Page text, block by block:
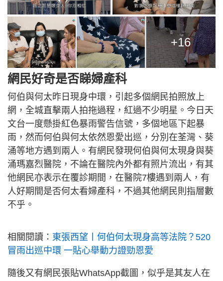
+16
網民好奇是否睇婦產科
何伯與何太昨日現身中環，引起多個網民拍照放上
網，全城直擊兩人拍拖過程，紅過不少明星。今日天
文台一度懸掛紅色暴雨警告信號，多個地區下起暴
雨，然而何伯與何太依然恩愛出巡，分別在荃灣、葵
涌等地方遇到兩人。有網民發現何伯與何太現身與葵
涌瑪嘉烈醫院，不論在醫院內外都有照片流出，有其
他網民亦表示在覆診期間，在醫院7樓遇到兩人，有
人好期間是否何太看婦產科，不過其他網民則指層數
不乎。
相關閱讀： 東張西望丨何伯何太現身高等法院？520
冒雨出巡中環 一貼心舉動力證勁恩愛
隨後又有網民張貼WhatsApp截圖，似乎是其友人在